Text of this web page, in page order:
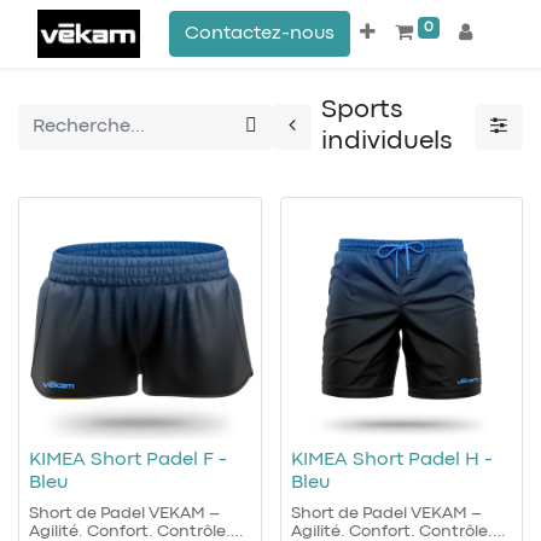
0
Contactez-nous
Sports
individuels
KIMEA Short Padel F -
Bleu
Short de Padel VEKAM –
Agilité. Confort. Contrôle.
KIMEA Short Padel H -
Bleu
Short de Padel VEKAM –
Agilité. Confort. Contrôle.